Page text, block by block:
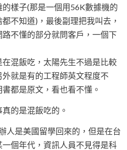
樣子(那是一個用56K數據機的
不知道)，最後副理把我叫去，
不懂的部分就問客戶，一個下
混飯吃，太陽先生不過是比較
就是有的工程師英文程度不
都是原文，看也看不懂。
的是混飯吃的。
人是美國留學回來的，但是在台
個年代，資訊人員不見得是科